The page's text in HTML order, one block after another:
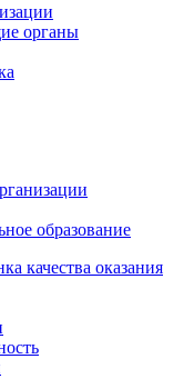
органы
образование
качества оказания